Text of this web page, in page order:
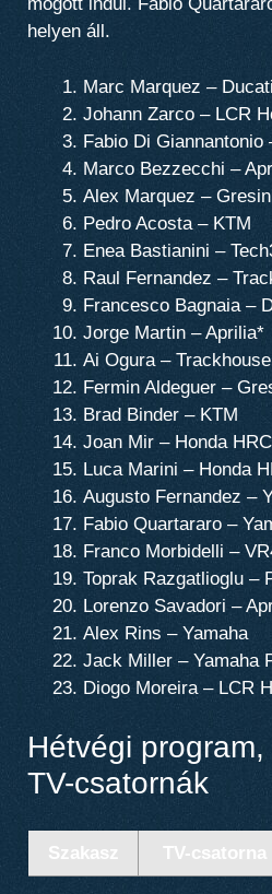
mögött indul. Fabio
helyen áll.
Marc Marquez – Ducati
Johann Zarco – LCR
Fabio Di Giannantonio
Marco Bezzecchi –
Alex Marquez –
Pedro Acosta – KTM
Enea Bastianini –
Raul Fernandez –
Francesco Bagnaia –
Jorge Martin – Aprilia*
Ai Ogura – Trackhouse
Fermin Aldeguer –
Brad Binder – KTM
Joan Mir – Honda HRC
Luca Marini – Honda
Augusto Fernandez –
Fabio Quartararo –
Franco Morbidelli –
Toprak Razgatlioglu –
Lorenzo Savadori –
Alex Rins – Yamaha
Jack Miller – Yamaha
Diogo Moreira – LCR
Hétvégi
TV-csatornák
Szakasz TV-csatorna